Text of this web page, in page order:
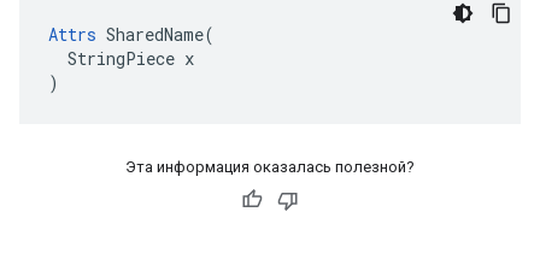
Attrs SharedName(
  StringPiece x
)
Эта информация оказалась полезной?